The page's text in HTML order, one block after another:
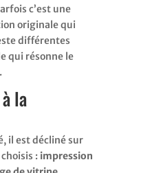
c’est une
originale qui
différentes
qui résonne le
la
il est décliné sur
: impression